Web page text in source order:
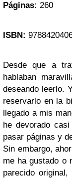
Páginas: 260
ISBN:
Desde que a
hablaban
deseando leerlo.
reservarlo en la
llegado a mis
he devorado
pasar páginas y
Sin embargo,
me ha gustado o
parecido